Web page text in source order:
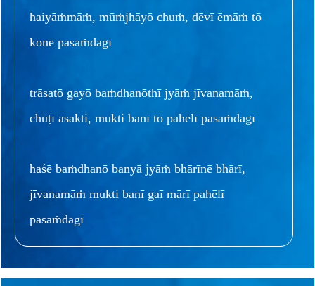
haiyāṁmāṁ, mūṁjhāyō chuṁ, dēvī ēmāṁ tō
kōnē pasaṁdagī
trāsatō gayō baṁdhanōthī jyāṁ jīvanamāṁ,
chūṭī āsakti, mukti banī tō pahēlī pasaṁdagī
haśē baṁdhanō banyā jyāṁ bhārīnē bhārī,
jīvanamāṁ mukti banī gaī mārī pahēlī
pasaṁdagī